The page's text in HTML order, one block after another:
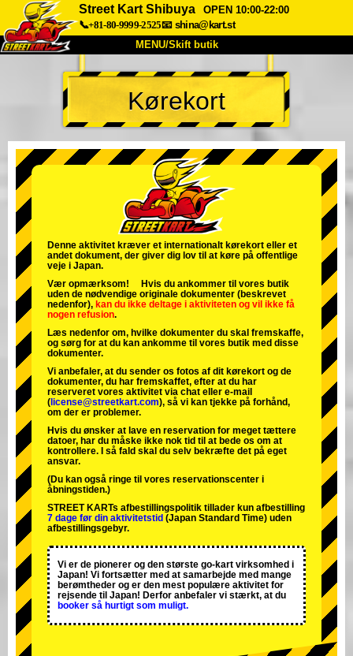
Street Kart Shibuya
OPEN 10:00-22:00
📞+81-80-9999-2525📧 shina@kart.st
MENU/Skift butik
TOP
Om Specifikationer Pris
Virksomhed Booking
Skift butik
Tokyo Shinagawa
Tokyo Akihabara#2
Tokyo Shibuya Annex Tokyo Bay
Tokyo Asakusa Osaka
Okinawa
Kørekort
Denne aktivitet kræver et internationalt kørekort eller et
andet dokument, der giver dig lov til at køre på offentlige
veje i Japan.
Vær opmærksom! Hvis du ankommer til vores butik
uden de nødvendige originale dokumenter (beskrevet
nedenfor), kan du ikke deltage i aktiviteten og vil ikke få
nogen refusion.
Læs nedenfor om, hvilke dokumenter du skal fremskaffe,
og sørg for at du kan ankomme til vores butik med disse
dokumenter.
Vi anbefaler, at du sender os fotos af dit kørekort og de
dokumenter, du har fremskaffet, efter at du har
reserveret vores aktivitet via chat eller e-mail
( license@streetkart.com), så vi kan tjekke på forhånd,
om der er problemer.
Hvis du ønsker at lave en reservation for meget tættere
datoer, har du måske ikke nok tid til at bede os om at
kontrollere. I så fald skal du selv bekræfte det på eget
ansvar.
(Du kan også ringe til vores reservationscenter i
åbningstiden.)
STREET KARTs afbestillingspolitik tillader kun afbestilling
7 dage før din aktivitetstid (Japan Standard Time) uden
afbestillingsgebyr.
Vi er de pionerer og den største go-kart virksomhed i
Japan! Vi fortsætter med at samarbejde med mange
berømtheder og er den mest populære aktivitet for
rejsende til Japan! Derfor anbefaler vi stærkt, at du
booker så hurtigt som muligt.